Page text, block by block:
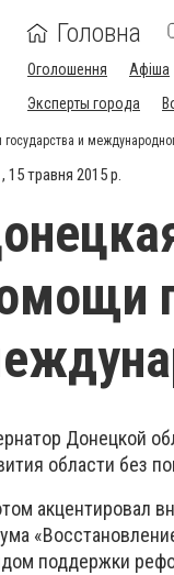
Головна
Оголошення Афіша
Эксперты города
и
15 травня 2015 р.
Донецкой
области без
акцентировал
поддержки